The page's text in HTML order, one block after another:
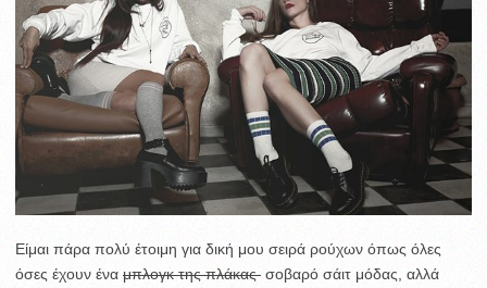
Είμαι πάρα πολύ έτοιμη για δική μου σειρά ρούχων όπως όλες
όσες έχουν ένα μπλογκ της πλάκας σοβαρό σάιτ μόδας, αλλά